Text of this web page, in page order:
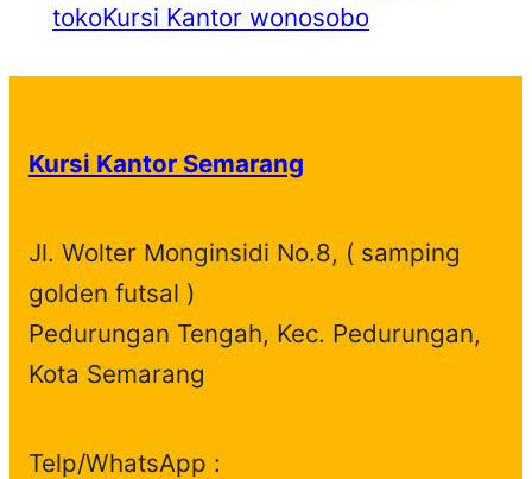
tokoKursi Kantor wonosobo
Kursi Kantor Semarang
Jl. Wolter Monginsidi No.8, ( samping
golden futsal )
Pedurungan Tengah, Kec. Pedurungan,
Kota Semarang
Telp/WhatsApp :